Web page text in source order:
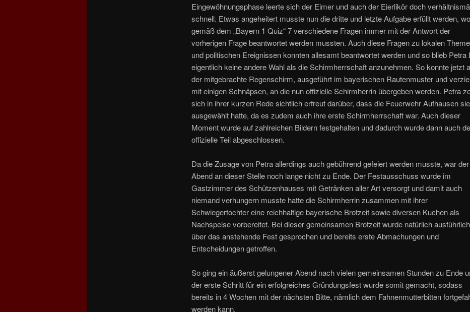
Eingewöhnungsphase leerte sich der Eimer und auch der Eierlikör doch
schnell. Etwas angeheitert musste nun die dritte und letzte Aufgabe erfüllt werden, wo
gemäß dem „Bayern 1 Quiz“ 7 verschiedene Fragen immer mit der Antwort der
vorherigen Frage beantwortet werden mussten. Auch diese Fragen zu lokalen
und politischen Ereignissen konnten allesamt beantwortet werden und so blieb Petra
eigentlich keine andere Wahl als die Schirmherrschaft anzunehmen. So konnte jetzt
der mitgebrachte Regenschirm, ausgeführt im bayerischen Rautenmuster und
mit einigen Schnäpsen, an die nun offizielle Schirmherrin übergeben werden. Petra
sich in ihrer kurzen Rede sichtlich erfreut darüber, dass die Feuerwehr Aufhausen sie
ausgewählt hatte, da es zudem auch ihre erste Schirmherrschaft war. Auch dieser
Moment wurde auf zahlreichen Bildern festgehalten und dadurch wurde dann auch
offizielle Teil abgeschlossen.
Da die Zusage von Petra allerdings auch gebührend gefeiert werden musste, war der
Abend an dieser Stelle noch lange nicht zu Ende. Der Festausschuss wurde im
Gastzimmer des Schützenhauses mit Getränken aller Art versorgt und damit auch
niemand verhungern musste hatte die Schirmherrin zusammen mit ihrer
Schwiegertochter eine reichhaltige bayerische Brotzeit sowie diversen Kuchen als
Nachspeise vorbereitet. Bei dieser gemeinsamen Brotzeit wurde natürlich ausführlich
über das anstehende Fest gesprochen und bereits erste Abmachungen und
Entscheidungen getroffen.
So ging ein äußerst gelungener Abend nach vielen gemeinsamen Stunden zu Ende
der erste Schritt für ein erfolgreiches Gründungsfest wurde somit gemacht, sodass
bereits in 4 Wochen mit der nächsten Bitte, nämlich dem Fahnenmutterbitten
werden kann.